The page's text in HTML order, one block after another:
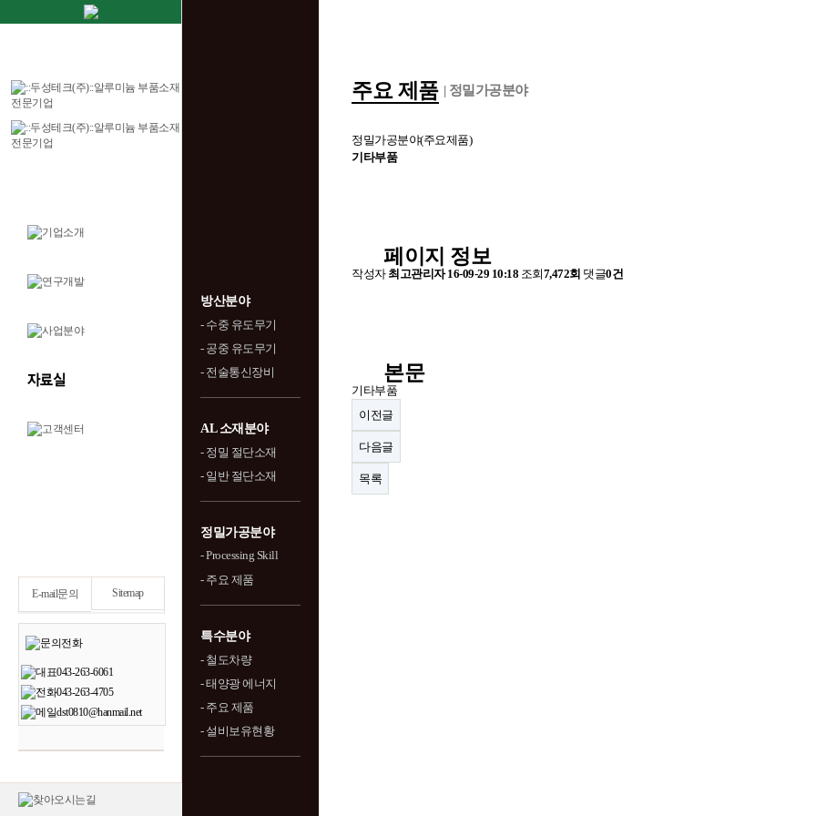
E-mail문의 Sitemap
방산분야
- 수중 유도무기
- 공중 유도무기
- 전술통신장비
AL 소재분야
- 정밀 절단소재
- 일반 절단소재
정밀가공분야
- Processing Skill
- 주요 제품
특수분야
- 철도차량
- 태양광 에너지
- 주요 제품
- 설비보유현황
주요 제품 | 정밀가공분야
정밀가공분야(주요제품)
기타부품
페이지 정보
작성자 최고관리자 16-09-29 10:18 조회7,472회 댓글0건
본문
기타부품
이전글
다음글
목록